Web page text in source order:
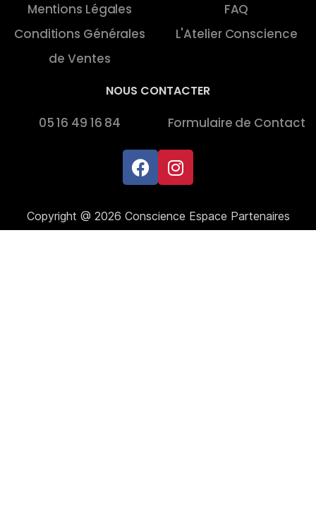
Mentions Légales
Conditions Générales
de Ventes
FAQ
L'Atelier Conscience
NOUS CONTACTER
05 16 49 16 84 Formulaire de Contact
Copyright @ 2026 Conscience Espace Partenaires